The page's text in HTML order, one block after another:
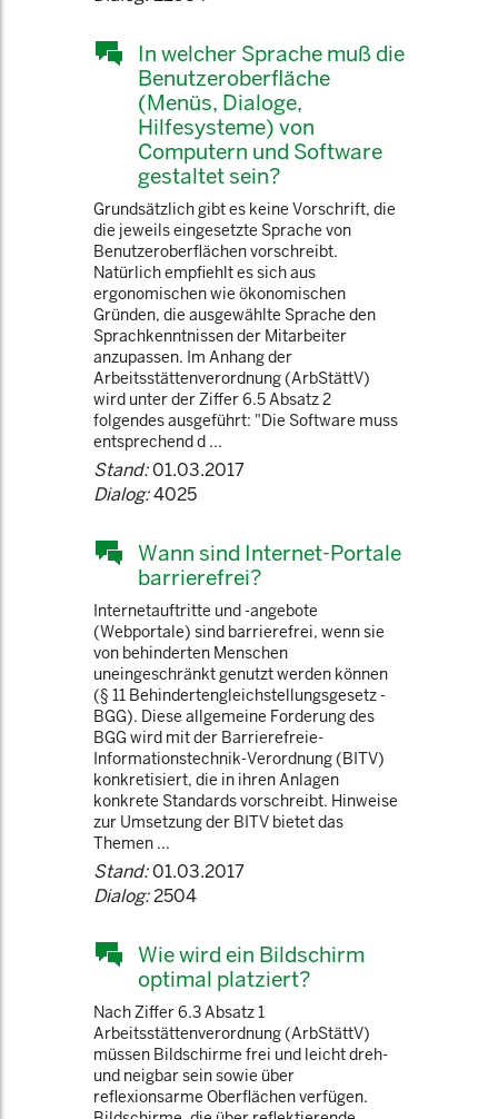
In welcher Sprache muß die
Benutzeroberfläche
(Menüs, Dialoge,
Hilfesysteme) von
Computern und Software
gestaltet sein?
Grundsätzlich gibt es keine Vorschrift, die
die jeweils eingesetzte Sprache von
Benutzeroberflächen vorschreibt.
Natürlich empfiehlt es sich aus
ergonomischen wie ökonomischen
Gründen, die ausgewählte Sprache den
Sprachkenntnissen der Mitarbeiter
anzupassen. Im Anhang der
Arbeitsstättenverordnung (ArbStättV)
wird unter der Ziffer 6.5 Absatz 2
folgendes ausgeführt: "Die Software muss
entsprechend d ...
Stand:01.03.2017
Dialog:4025
Wann sind Internet-Portale
barrierefrei?
Internetauftritte und -angebote
(Webportale) sind barrierefrei, wenn sie
von behinderten Menschen
uneingeschränkt genutzt werden können
(§ 11 Behindertengleichstellungsgesetz -
BGG). Diese allgemeine Forderung des
BGG wird mit der Barrierefreie-
Informationstechnik-Verordnung (BITV)
konkretisiert, die in ihren Anlagen
konkrete Standards vorschreibt. Hinweise
zur Umsetzung der BITV bietet das
Themen ...
Stand:01.03.2017
Dialog:2504
Wie wird ein Bildschirm
optimal platziert?
Nach Ziffer 6.3 Absatz 1
Arbeitsstättenverordnung (ArbStättV)
müssen Bildschirme frei und leicht dreh-
und neigbar sein sowie über
reflexionsarme Oberflächen verfügen.